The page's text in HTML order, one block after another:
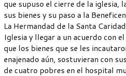
que supuso el cierre de la iglesia,
sus bienes y su paso a la
La Hermandad de la Santa
Iglesia y llegar a un acuerdo con
que los bienes que se les
enajenado aún, sostuvieran con
de cuatro pobres en el hospital